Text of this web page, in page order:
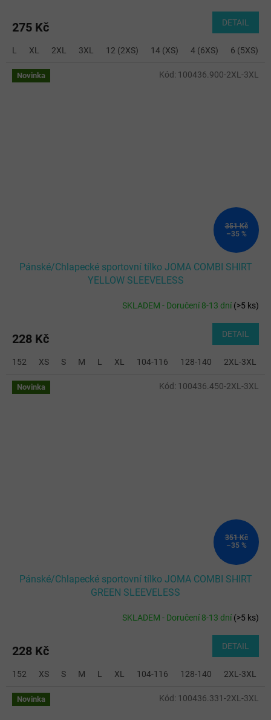
275 Kč DETAIL
L XL 2XL 3XL 12 (2XS) 14 (XS) 4 (6XS) 6 (5XS)
Novinka
351 Kč
–35 %
Pánské/Chlapecké sportovní tílko JOMA COMBI SHIRT
YELLOW SLEEVELESS
SKLADEM - Doručení 8-13 dní(>5 ks)
228 Kč DETAIL
152 XS S M L XL 104-116 128-140 2XL-3XL
Kód: 100436.900-2XL-3XL
Novinka
351 Kč
–35 %
Pánské/Chlapecké sportovní tílko JOMA COMBI SHIRT
GREEN SLEEVELESS
SKLADEM - Doručení 8-13 dní(>5 ks)
228 Kč DETAIL
152 XS S M L XL 104-116 128-140 2XL-3XL
Kód: 100436.450-2XL-3XL
Novinka Kód: 100436.331-2XL-3XL